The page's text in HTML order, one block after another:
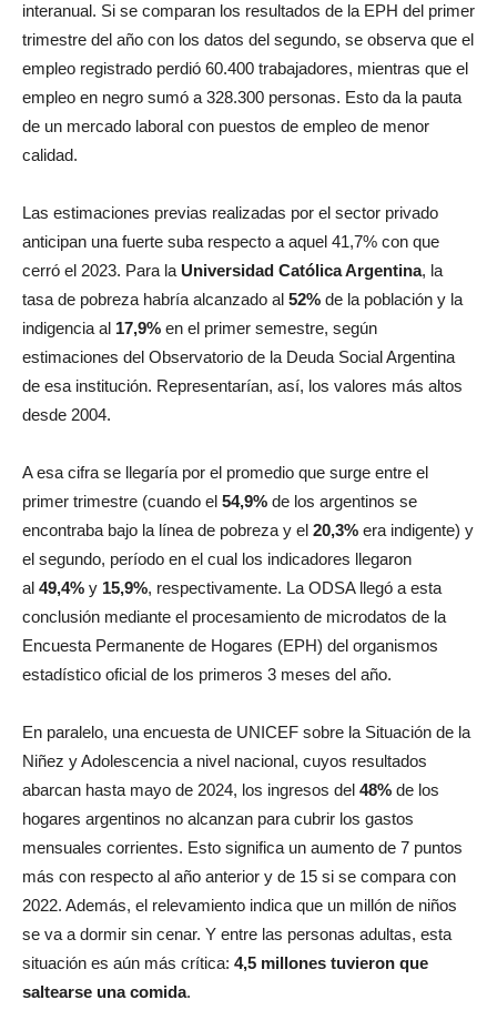
interanual. Si se comparan los resultados de la EPH del primer
trimestre del año con los datos del segundo, se observa que el
empleo registrado perdió 60.400 trabajadores, mientras que el
empleo en negro sumó a 328.300 personas. Esto da la pauta
de un mercado laboral con puestos de empleo de menor
calidad.
Las estimaciones previas realizadas por el sector privado
anticipan una fuerte suba respecto a aquel 41,7% con que
cerró el 2023. Para la Universidad Católica Argentina, la
tasa de pobreza habría alcanzado al 52% de la población y la
indigencia al 17,9% en el primer semestre, según
estimaciones del Observatorio de la Deuda Social Argentina
de esa institución. Representarían, así, los valores más altos
desde 2004.
A esa cifra se llegaría por el promedio que surge entre el
primer trimestre (cuando el 54,9% de los argentinos se
encontraba bajo la línea de pobreza y el 20,3% era indigente) y
el segundo, período en el cual los indicadores llegaron
al 49,4% y 15,9%, respectivamente. La ODSA llegó a esta
conclusión mediante el procesamiento de microdatos de la
Encuesta Permanente de Hogares (EPH) del organismos
estadístico oficial de los primeros 3 meses del año.
En paralelo, una encuesta de UNICEF sobre la Situación de la
Niñez y Adolescencia a nivel nacional, cuyos resultados
abarcan hasta mayo de 2024, los ingresos del 48% de los
hogares argentinos no alcanzan para cubrir los gastos
mensuales corrientes. Esto significa un aumento de 7 puntos
más con respecto al año anterior y de 15 si se compara con
2022. Además, el relevamiento indica que un millón de niños
se va a dormir sin cenar. Y entre las personas adultas, esta
situación es aún más crítica: 4,5 millones tuvieron que
saltearse una comida.